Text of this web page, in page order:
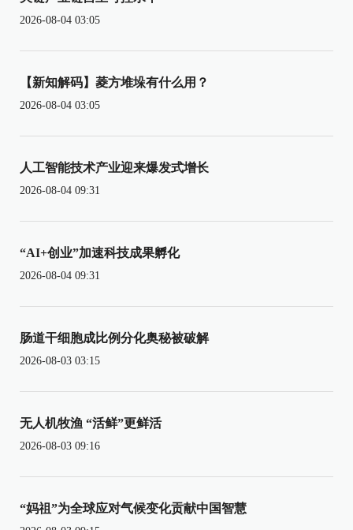
2026-08-04 03:05
【新知解码】菱方堆垛有什么用？
2026-08-04 03:05
人工智能技术产业迎来爆发式增长
2026-08-04 09:31
“AI+创业”加速科技成果孵化
2026-08-04 09:31
肠道干细胞成比例分化奥秘被破解
2026-08-03 03:15
无人机牧渔 “活鲜”更鲜活
2026-08-03 09:16
“妈祖”为全球应对气候变化贡献中国智慧